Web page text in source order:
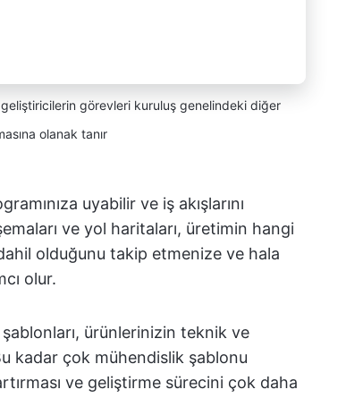
görevleri kuruluş genelindeki diğer
olanak tanır
uyabilir ve iş akışlarını
ve yol haritaları, üretimin hangi
olduğunu takip etmenize ve hala
olur.
ürünlerinizin teknik ve
kadar çok mühendislik şablonu
ve geliştirme sürecini çok daha